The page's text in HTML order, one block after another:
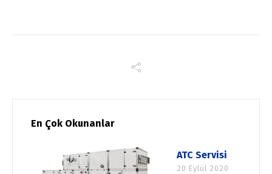
En Çok Okunanlar
ATC Servisi
20 Eylül 2020